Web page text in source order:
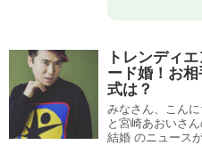
トレンディ
ード婚！お
式は？
みなさん、こん
と宮崎あおいさ
結婚 のニュース